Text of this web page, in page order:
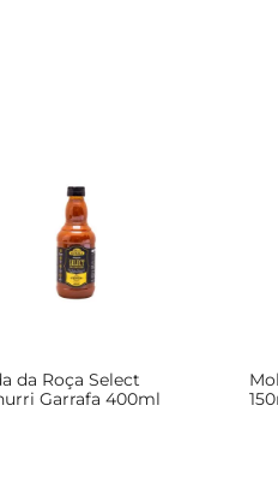
da Roça Select
Garrafa 400ml